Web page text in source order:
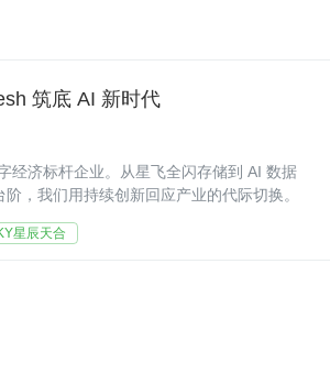
筑底 AI 新时代
经济标杆企业。从星飞全闪存储到 AI 数据
，我们用持续创新回应产业的代际切换。
星辰天合